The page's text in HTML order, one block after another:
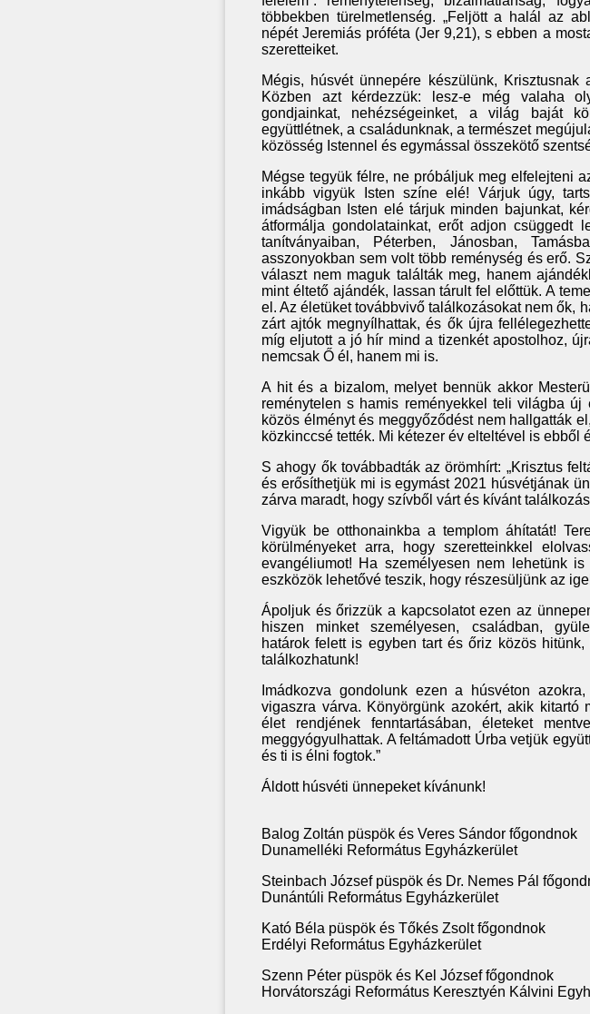
többekben türelmetlenség. „Feljött a halál az
népét Jeremiás próféta (Jer 9,21), s ebben a
szeretteiket.
Mégis, húsvét ünnepére készülünk,
Közben azt kérdezzük: lesz-e még valaha
gondjainkat, nehézségeinket, a világ baját
együttlétnek, a családunknak, a természet
közösség Istennel és egymással összekötő
Mégse tegyük félre, ne próbáljuk meg elfelejteni
inkább vigyük Isten színe elé! Várjuk úgy,
imádságban Isten elé tárjuk minden bajunkat,
átformálja gondolatainkat, erőt adjon csüggedt
tanítványaiban, Péterben, Jánosban,
asszonyokban sem volt több reménység és erő.
választ nem maguk találták meg, hanem
mint éltető ajándék, lassan tárult fel előttük. A
el. Az életüket továbbvivő találkozásokat nem ők,
zárt ajtók megnyílhattak, és ők újra
míg eljutott a jó hír mind a tizenkét apostolhoz,
nemcsak Ő él, hanem mi is.
A hit és a bizalom, melyet bennük akkor
reménytelen s hamis reményekkel teli világba
közös élményt és meggyőződést nem hallgatták
közkinccsé tették. Mi kétezer év elteltével is ebből
S ahogy ők továbbadták az örömhírt: „Krisztus
és erősíthetjük mi is egymást 2021 húsvétjának
zárva maradt, hogy szívből várt és kívánt
Vigyük be otthonainkba a templom áhítatát!
körülményeket arra, hogy szeretteinkkel
evangéliumot! Ha személyesen nem lehetünk
eszközök lehetővé teszik, hogy részesüljünk az
Ápoljuk és őrizzük a kapcsolatot ezen az
hiszen minket személyesen, családban,
határok felett is egyben tart és őriz közös
találkozhatunk!
Imádkozva gondolunk ezen a húsvéton
vigaszra várva. Könyörgünk azokért, akik
élet rendjének fenntartásában, életeket
meggyógyulhattak. A feltámadott Úrba vetjük
és ti is élni fogtok.”
Áldott húsvéti ünnepeket kívánunk!
Balog Zoltán püspök és Veres Sándor főgondnok
Dunamelléki Református Egyházkerület
Steinbach József püspök és Dr. Nemes Pál
Dunántúli Református Egyházkerület
Kató Béla püspök és Tőkés Zsolt főgondnok
Erdélyi Református Egyházkerület
Szenn Péter püspök és Kel József főgondnok
Horvátországi Református Keresztyén Kálvini